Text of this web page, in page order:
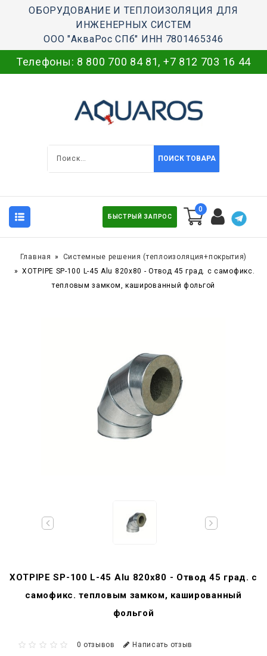
ОБОРУДОВАНИЕ И ТЕПЛОИЗОЛЯЦИЯ ДЛЯ
ИНЖЕНЕРНЫХ СИСТЕМ
ООО "АкваРос СПб" ИНН 7801465346
Телефоны: 8 800 700 84 81, +7 812 703 16 44
ПОИСК ТОВАРА
БЫСТРЫЙ ЗАПРОС
0
Главная
Системные решения (теплоизоляция+покрытия)
XOTPIPE SP-100 L-45 Alu 820x80 - Отвод 45 град. c самофикс.
тепловым замком, кашированный фольгой
XOTPIPE SP-100 L-45 Alu 820x80 - Отвод 45 град. c
самофикс. тепловым замком, кашированный
фольгой
0 отзывов Написать отзыв